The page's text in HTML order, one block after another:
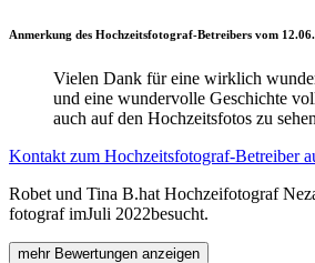
Anmerkung des Hochzeitsfotograf-Betreibers vom
Vielen Dank für eine wirklich
und eine wundervolle Geschichte
auch auf den Hochzeitsfotos zu
Kontakt zum Hochzeitsfotograf-Betreiber
Robet und Tina B.hat Hochzeifotograf
fotograf imJuli 2022besucht.
mehr Bewertungen anzeigen